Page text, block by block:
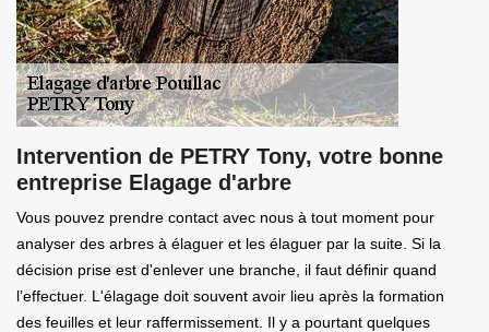
Intervention de PETRY Tony, votre bonne
entreprise Elagage d'arbre
Vous pouvez prendre contact avec nous à tout moment pour
analyser des arbres à élaguer et les élaguer par la suite. Si la
décision prise est d'enlever une branche, il faut définir quand
l’effectuer. L'élagage doit souvent avoir lieu après la formation
des feuilles et leur raffermissement. Il y a pourtant quelques